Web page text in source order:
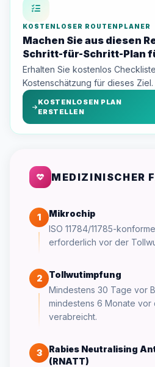
KOSTENLOSER ROUTENPLANER
Machen Sie aus diesen
Schritt-für-Schritt-Plan
Erhalten Sie kostenlos
Kostenschätzung für dieses Ziel.
KOSTENLOSEN PLAN
ERSTELLEN
MEDIZINISCHER
1
Mikrochip
ISO 11784/11785-
erforderlich vor der
2
Tollwutimpfung
Mindestens 30 Tage vor
mindestens 6 Monate vor
verabreicht.
3
Rabies Neutralising
(RNATT)